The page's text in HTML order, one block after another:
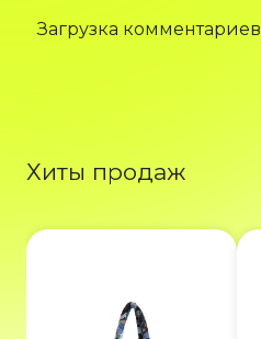
Загрузка
Хиты продаж